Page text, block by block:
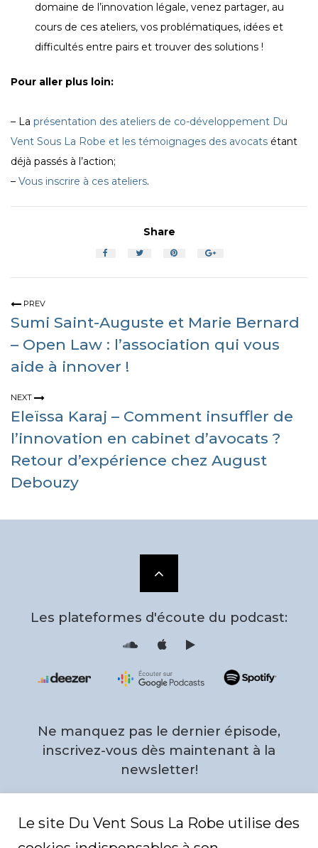
domaine de l’innovation légale, venez partager, au
cours de ces ateliers, vos problématiques, idées et
difficultés entre pairs et trouver des solutions !
Pour aller plus loin:
– La présentation des ateliers de co-développement Du
Vent Sous La Robe et les témoignages des avocats étant
déjà passés à l’action;
– Vous inscrire à ces ateliers.
Share
PREV
Sumi Saint-Auguste et Marie Bernard
– Open Law : l’association qui vous
aide à innover !
NEXT
Eleïssa Karaj – Comment insuffler de
l’innovation en cabinet d’avocats ?
Retour d’expérience chez August
Debouzy
Scroll
to
the
top
Les plateformes d'écoute du podcast:
S
n
d
c
P
r
o
l
i
T
n
e
s
Ne manquez pas le dernier épisode,
inscrivez-vous dès maintenant à la
newsletter!
Le site Du Vent Sous La Robe utilise des